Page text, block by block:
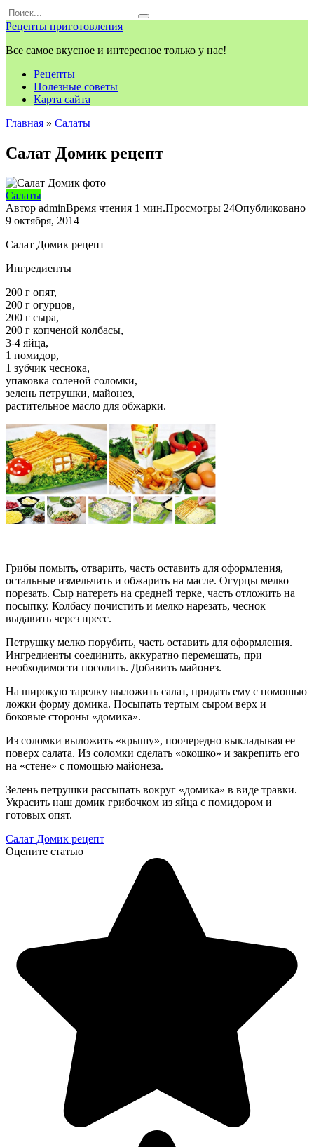
Перейти
к
контенту
Search
for:
Рецепты приготовления
Все самое вкусное и интересное только у нас!
Рецепты
Полезные советы
Карта сайта
Главная » Салаты
Салат Домик рецепт
Салаты
Автор adminВремя чтения 1 мин.Просмотры 24Опубликовано
9 октября, 2014
Салат Домик рецепт
Ингредиенты
200 г опят,
200 г огурцов,
200 г сыра,
200 г копченой колбасы,
3-4 яйца,
1 помидор,
1 зубчик чеснока,
упаковка соленой соломки,
зелень петрушки, майонез,
растительное масло для обжарки.
Грибы помыть, отварить, часть оставить для оформления,
остальные измельчить и обжарить на масле. Огурцы мелко
порезать. Сыр натереть на средней терке, часть отложить на
посыпку. Колбасу почистить и мелко нарезать, чеснок
выдавить через пресс.
Петрушку мелко порубить, часть оставить для оформления.
Ингредиенты соединить, аккуратно перемешать, при
необходимости посолить. Добавить майонез.
На широкую тарелку выложить салат, придать ему с помошью
ложки форму домика. Посыпать тертым сыром верх и
боковые стороны «домика».
Из соломки выложить «крышу», поочередно выкладывая ее
поверх салата. Из соломки сделать «окошко» и закрепить его
на «стене» с помощью майонеза.
Зелень петрушки рассыпать вокруг «домика» в виде травки.
Украсить наш домик грибочком из яйца с помидором и
готовых опят.
Салат Домик рецепт
Оцените статью